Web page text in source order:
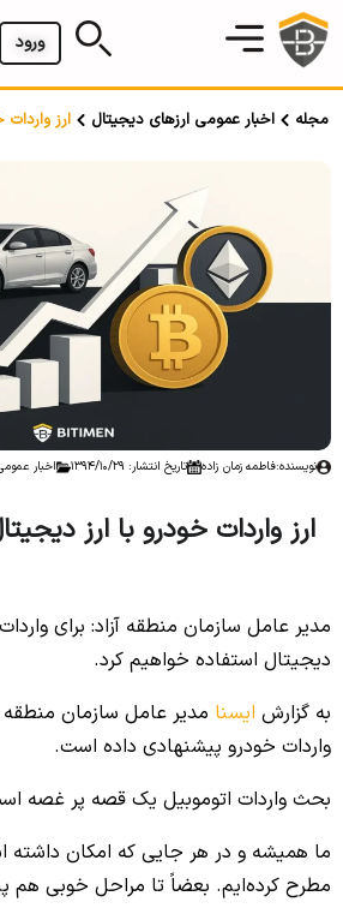
ورود
مجله اخبار عمومی ارزهای دیجیتال ارز واردات
نویسنده:فاطمه زمان زاده تاریخ انتشار: 1394/10/29 اخبار
ارز واردات خودرو با ارز
مدیر عامل سازمان منطقه آزاد: برای واردات
دیجیتال استفاده خواهیم کرد.
به گزارش ایسنا مدیر عامل سازمان منطقه
واردات خودرو پیشنهادی داده است.
بحث واردات اتوموبیل یک قصه پر غصه
ما همیشه و در هر جایی که امکان
مطرح کرده‌ایم. بعضاً تا مراحل خوبی هم